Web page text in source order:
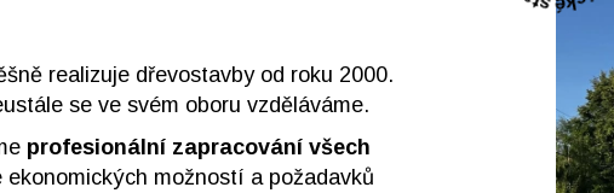
realizuje dřevostavby od roku 2000.
se ve svém oboru vzděláváme.
profesionální zapracování všech
ekonomických možností a požadavků